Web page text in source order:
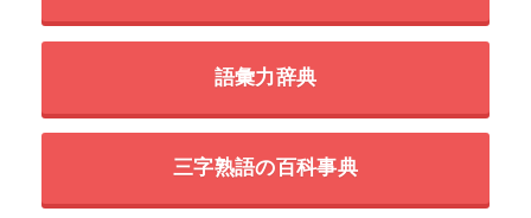
語彙力辞典
三字熟語の百科事典